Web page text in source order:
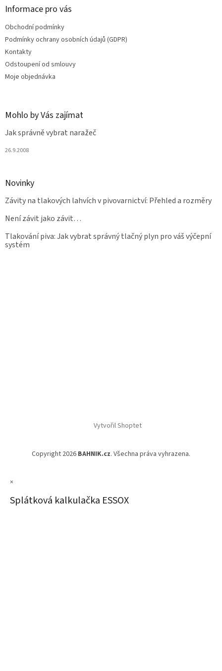
Informace pro vás
Obchodní podmínky
Podmínky ochrany osobních údajů (GDPR)
Kontakty
Odstoupení od smlouvy
Moje objednávka
Mohlo by Vás zajímat
Jak správně vybrat naražeč
26.9.2008
Novinky
Závity na tlakových lahvích v pivovarnictví: Přehled a rozměry
Není závit jako závit…
Tlakování piva: Jak vybrat správný tlačný plyn pro váš výčepní
systém
Vytvořil Shoptet
Copyright 2026 BAHNIK.cz. Všechna práva vyhrazena.
×
Splátková kalkulačka ESSOX